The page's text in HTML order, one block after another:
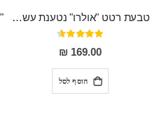
טבעת רטט "אולרו" נטענת עשויה סיליקון רפואי עם רטט חזק ומטריף חושים
דירוג:
91%
169.00 ₪
הוסף לסל